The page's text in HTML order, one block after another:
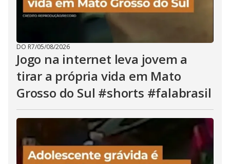
DO R7/05/08/2026
Jogo na internet leva jovem a
tirar a própria vida em Mato
Grosso do Sul #shorts #falabrasil